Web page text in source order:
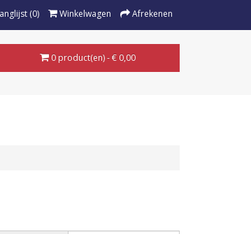
(0) Winkelwagen Afrekenen
0 product(en) - € 0,00